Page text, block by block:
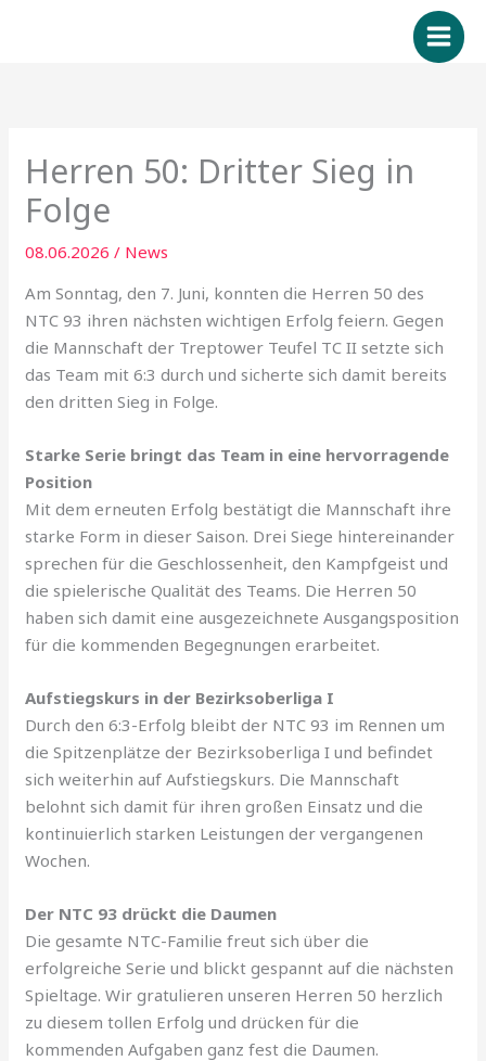
Herren 50: Dritter Sieg in
Folge
08.06.2026/ News
Am Sonntag, den 7. Juni, konnten die Herren 50 des
NTC 93 ihren nächsten wichtigen Erfolg feiern. Gegen
die Mannschaft der Treptower Teufel TC II setzte sich
das Team mit 6:3 durch und sicherte sich damit bereits
den dritten Sieg in Folge.
Starke Serie bringt das Team in eine hervorragende
Position
Mit dem erneuten Erfolg bestätigt die Mannschaft ihre
starke Form in dieser Saison. Drei Siege hintereinander
sprechen für die Geschlossenheit, den Kampfgeist und
die spielerische Qualität des Teams. Die Herren 50
haben sich damit eine ausgezeichnete Ausgangsposition
für die kommenden Begegnungen erarbeitet.
Aufstiegskurs in der Bezirksoberliga I
Durch den 6:3-Erfolg bleibt der NTC 93 im Rennen um
die Spitzenplätze der Bezirksoberliga I und befindet
sich weiterhin auf Aufstiegskurs. Die Mannschaft
belohnt sich damit für ihren großen Einsatz und die
kontinuierlich starken Leistungen der vergangenen
Wochen.
Der NTC 93 drückt die Daumen
Die gesamte NTC-Familie freut sich über die
erfolgreiche Serie und blickt gespannt auf die nächsten
Spieltage. Wir gratulieren unseren Herren 50 herzlich
zu diesem tollen Erfolg und drücken für die
kommenden Aufgaben ganz fest die Daumen.